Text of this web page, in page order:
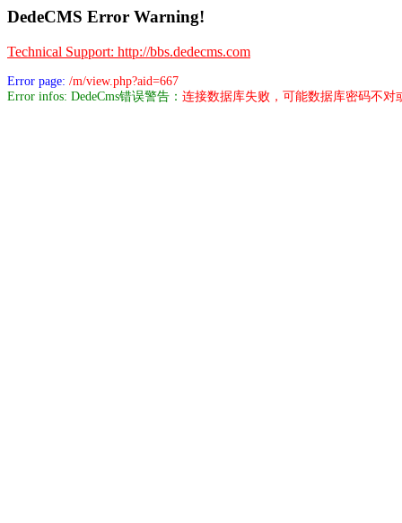
DedeCMS Error Warning!
Technical Support: http://bbs.dedecms.com
Error page: /m/view.php?aid=667
Error infos: DedeCms错误警告： 连接数据库失败，可能数据库密码不对